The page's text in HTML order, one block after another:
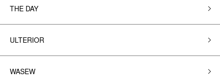
THE DAY
ULTERIOR
WASEW